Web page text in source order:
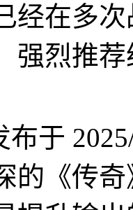
经在多
强烈推
布于
的《传